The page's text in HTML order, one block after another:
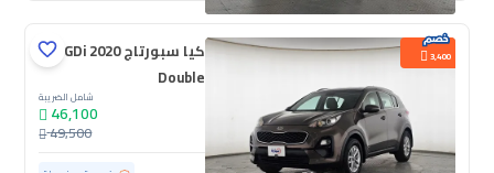
3,400
كيا سبورتاج GDi 2020
Double
شامل الضريبة
46,100
49,500